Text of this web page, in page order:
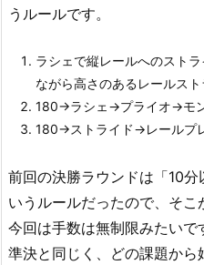
うルールです。
ラシェで縦レールへのスト
ながら高さのあるレールスト
180→ラシェ→プライオ→モ
180→ストライド→レールプ
前回の決勝ラウンドは「10
いうルールだったので、そこ
今回は手数は無制限みたいで
準決と同じく、どの課題から